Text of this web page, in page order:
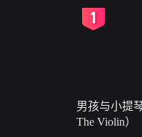
男孩与小提
The Violin）